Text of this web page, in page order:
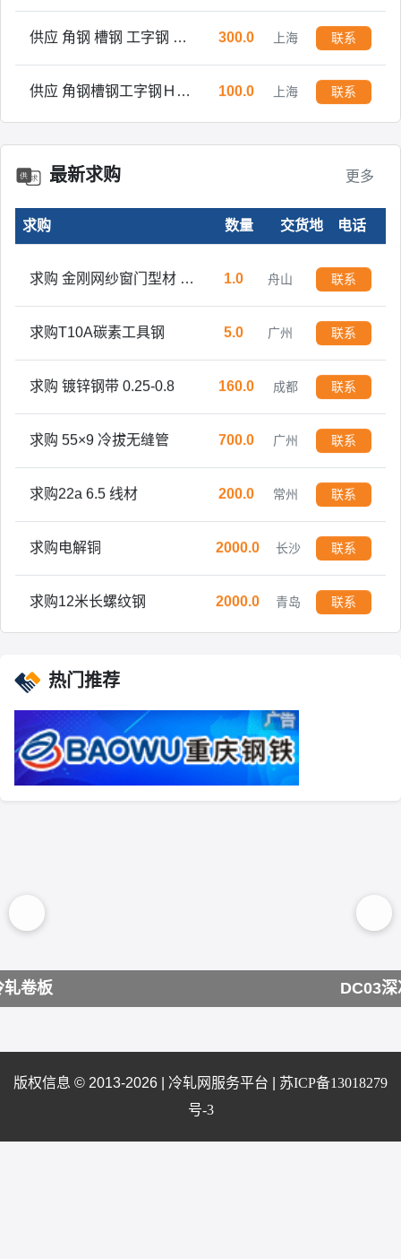
300.0 上海 联系
100.0 上海 联系
万吨现货销售 角钢槽钢工字钢H型钢方管焊管镀锌管开平板中板 3000.0 上海 联系
最新求购 更多
求购 数量 交货地 电话
1.0 舟山 联系
求购T10A碳素工具钢 5.0 广州 联系
求购 镀锌钢带 0.25-0.8 160.0 成都 联系
求购 55×9 冷拔无缝管 700.0 广州 联系
求购22a 6.5 线材 200.0 常州 联系
求购电解铜 2000.0 长沙 联系
求购12米长螺纹钢 2000.0 青岛 联系
求购 35 140圆钢 150圆钢 3.0 聊城
热门推荐
轧卷板 DC03
版权信息 © 2013-2026 | 冷轧网服务平台
苏ICP备13018279
号-3